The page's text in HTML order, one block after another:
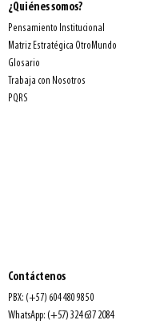
¿Quiénes somos?
Pensamiento Institucional
Matriz Estratégica OtroMundo
Glosario
Trabaja con Nosotros
PQRS
Contáctenos
PBX: (+57) 604 480 98 50
WhatsApp: (+57) 324 637 2084